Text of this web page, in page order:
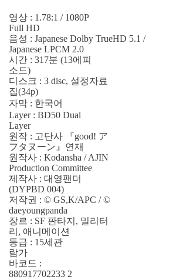
영상 : 1.78:1 / 1080P
Full HD
음성 : Japanese Dolby TrueHD 5.1 /
Japanese LPCM 2.0
시간 : 317분 (13에피
소드)
디스크 : 3 disc, 설정자료
집(34p)
자막 : 한국어
Layer : BD50 Dual
Layer
원작 : 고단사 『good! ア
フタヌーン』연재
원작사 : Kodansha / AJIN
Production Committee
제작사 : 대영팬더
(DYPBD 004)
저작권 : © GS,K/APC / ©
daeyoungpanda
장르 : SF 판타지, 밀리터
리, 애니메이션
등급 : 15세관
람가
바코드 :
880917702233 2